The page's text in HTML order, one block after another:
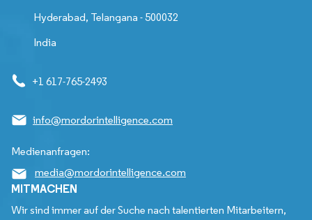
Hyderabad, Telangana - 500032
India
+1 617-765-2493
info@mordorintelligence.com
Medienanfragen:
media@mordorintelligence.com
MITMACHEN
Wir sind immer auf der Suche nach talentierten Mitarbeitern,